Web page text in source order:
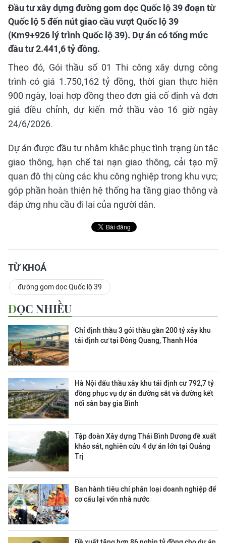
Đầu tư xây dựng đường gom dọc Quốc lộ 39 đoạn từ
Quốc lộ 5 đến nút giao cầu vượt Quốc lộ 39
(Km9+926 lý trình Quốc lộ 39). Dự án có tổng mức
đầu tư 2.441,6 tỷ đồng.
Theo đó, Gói thầu số 01 Thi công xây dựng công
trình có giá 1.750,162 tỷ đồng, thời gian thực hiện
900 ngày, loại hợp đồng theo đơn giá cố định và đơn
giá điều chỉnh, dự kiến mở thầu vào 16 giờ ngày
24/6/2026.
Dự án được đầu tư nhằm khắc phục tình trạng ùn tắc
giao thông, hạn chế tai nạn giao thông, cải tạo mỹ
quan đô thị cùng các khu công nghiệp trong khu vực;
góp phần hoàn thiện hệ thống hạ tầng giao thông và
đáp ứng nhu cầu đi lại của người dân.
TỪ KHOÁ
đường gom dọc Quốc lộ 39
ĐỌC NHIỀU
Chỉ định thầu 3 gói thầu gần 200 tỷ xây khu
tái định cư tại Đông Quang, Thanh Hóa
Hà Nội đấu thầu xây khu tái định cư 792,7 tỷ
đồng phục vụ dự án đường sắt và đường kết
nối sân bay gia Bình
Tập đoàn Xây dựng Thái Bình Dương đề xuất
khảo sát, nghiên cứu 4 dự án lớn tại Quảng
Trị
Ban hành tiêu chí phân loại doanh nghiệp để
cơ cấu lại vốn nhà nước